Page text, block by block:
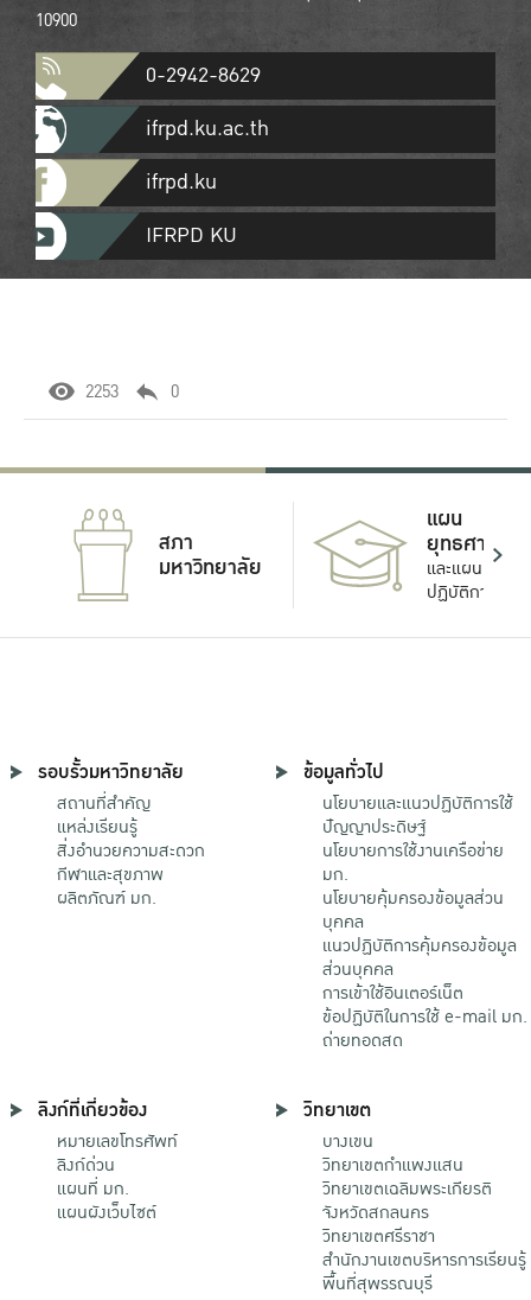
10900
0-2942-8629
ifrpd.ku.ac.th
ifrpd.ku
IFRPD KU
2253 0
สภา
มหาวิทยาลัย
แผน
ยุทธศาสตร์
และแผน
ปฏิบัติการ
รอบรั้วมหาวิทยาลัย
สถานที่สำคัญ
แหล่งเรียนรู้
สิ่งอำนวยความสะดวก
กีฬาและสุขภาพ
ผลิตภัณฑ์ มก.
ข้อมูลทั่วไป
นโยบายและแนวปฏิบัติการใช้
ปัญญาประดิษฐ์
นโยบายการใช้งานเครือข่าย
มก.
นโยบายคุ้มครองข้อมูลส่วน
บุคคล
แนวปฏิบัติการคุ้มครองข้อมูล
ส่วนบุคคล
การเข้าใช้อินเตอร์เน็ต
ข้อปฏิบัติในการใช้ e-mail มก.
ถ่ายทอดสด
ลิงก์ที่เกี่ยวข้อง
หมายเลขโทรศัพท์
ลิงก์ด่วน
แผนที่ มก.
แผนผังเว็บไซต์
วิทยาเขต
บางเขน
วิทยาเขตกําแพงแสน
วิทยาเขตเฉลิมพระเกียรติ
จังหวัดสกลนคร
วิทยาเขตศรีราชา
สำนักงานเขตบริหารการเรียนรู้
พื้นที่สุพรรณบุรี